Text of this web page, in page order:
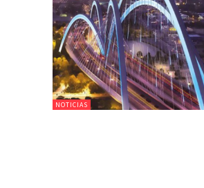
NOTICIAS